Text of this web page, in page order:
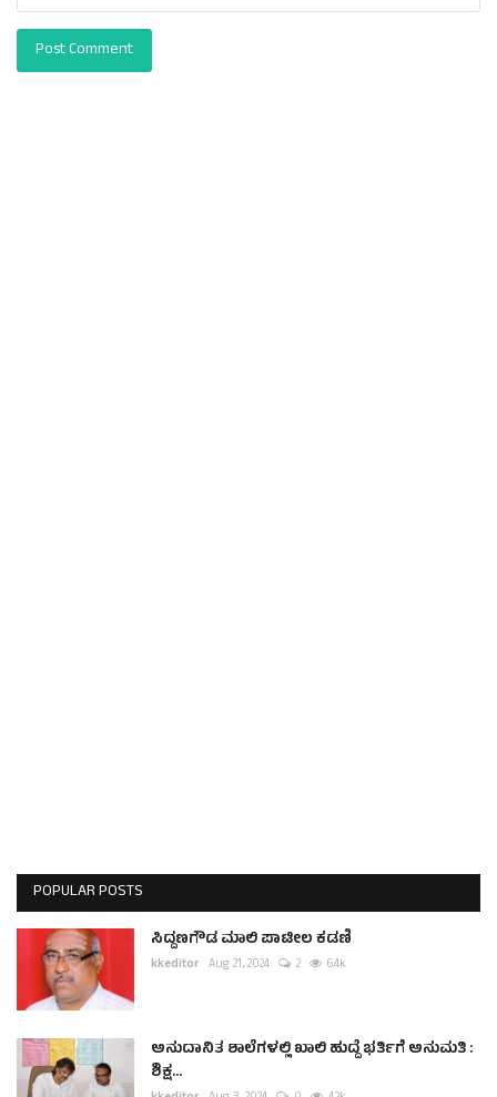
Post Comment
POPULAR POSTS
ಸಿದ್ದಣಗೌಡ ಮಾಲಿ ಪಾಟೀಲ ಕಡಣಿ
kkeditor Aug 21, 2024 2 6.4k
ಅನುದಾನಿತ ಶಾಲೆಗಳಲ್ಲಿ ಖಾಲಿ ಹುದ್ದೆ ಭರ್ತಿಗೆ ಅನುಮತಿ :
ಶಿಕ್ಷ...